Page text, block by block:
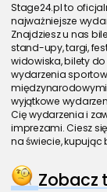
Stage24.pl to
najważniejsze
Znajdziesz u nas
stand-upy, targi,
widowiska, bilety
wydarzenia
wyjątkowe
Cię wydarzenia i
imprezami. Ciesz
na świecie, kupując
Zobacz